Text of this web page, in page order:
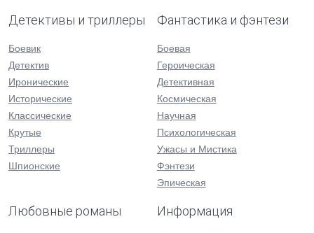
Детективы и триллеры
Боевик
Детектив
Иронические
Исторические
Классические
Крутые
Триллеры
Шпионские
Фантастика и фэнтези
Боевая
Героическая
Детективная
Космическая
Научная
Психологическая
Ужасы и Мистика
Фэнтези
Эпическая
Любовные романы Информация